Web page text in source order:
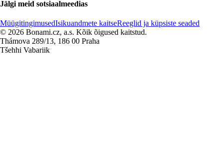
Jälgi meid sotsiaalmeedias
MüügitingimusedIsikuandmete kaitseReeglid ja küpsiste seaded
© 2026 Bonami.cz, a.s. Kõik õigused kaitstud.
Thámova 289/13, 186 00 Praha
Tšehhi Vabariik